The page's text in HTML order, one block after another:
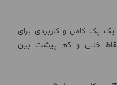
پک کامل و کاربردی برای
خالی و کم پیشت بین